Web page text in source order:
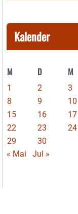
Kalender
M D M
1 2 3
8
9 10
15
16 17
22
23 24
29
30
« Mai
Jul »